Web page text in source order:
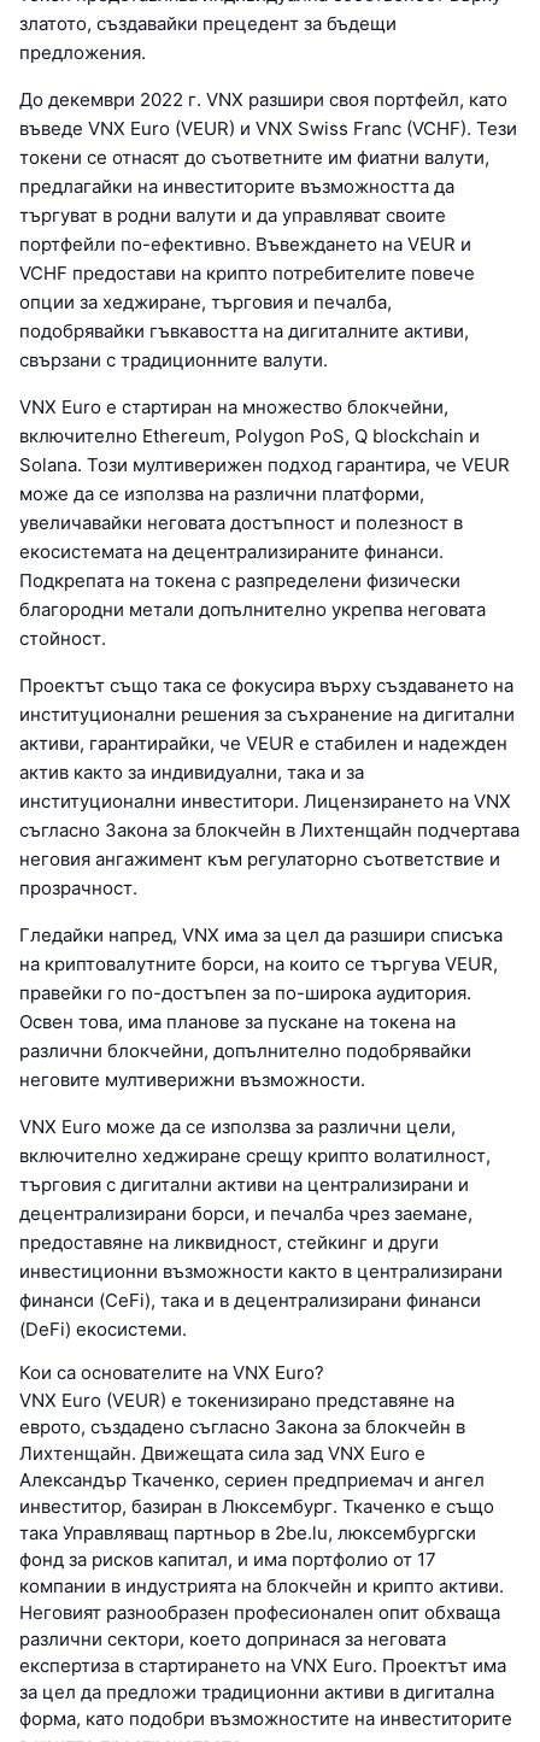
златото, създавайки прецедент за бъдещи
предложения.
До декември 2022 г. VNX разшири своя портфейл, като
въведе VNX Euro (VEUR) и VNX Swiss Franc (VCHF). Тези
токени се отнасят до съответните им фиатни валути,
предлагайки на инвеститорите възможността да
търгуват в родни валути и да управляват своите
портфейли по-ефективно. Въвеждането на VEUR и
VCHF предостави на крипто потребителите повече
опции за хеджиране, търговия и печалба,
подобрявайки гъвкавостта на дигиталните активи,
свързани с традиционните валути.
VNX Euro е стартиран на множество блокчейни,
включително Ethereum, Polygon PoS, Q blockchain и
Solana. Този мултиверижен подход гарантира, че VEUR
може да се използва на различни платформи,
увеличавайки неговата достъпност и полезност в
екосистемата на децентрализираните финанси.
Подкрепата на токена с разпределени физически
благородни метали допълнително укрепва неговата
стойност.
Проектът също така се фокусира върху създаването на
институционални решения за съхранение на дигитални
активи, гарантирайки, че VEUR е стабилен и надежден
актив както за индивидуални, така и за
институционални инвеститори. Лицензирането на VNX
съгласно Закона за блокчейн в Лихтенщайн подчертава
неговия ангажимент към регулаторно съответствие и
прозрачност.
Гледайки напред, VNX има за цел да разшири списъка
на криптовалутните борси, на които се търгува VEUR,
правейки го по-достъпен за по-широка аудитория.
Освен това, има планове за пускане на токена на
различни блокчейни, допълнително подобрявайки
неговите мултиверижни възможности.
VNX Euro може да се използва за различни цели,
включително хеджиране срещу крипто волатилност,
търговия с дигитални активи на централизирани и
децентрализирани борси, и печалба чрез заемане,
предоставяне на ликвидност, стейкинг и други
инвестиционни възможности както в централизирани
финанси (CeFi), така и в децентрализирани финанси
(DeFi) екосистеми.
Кои са основателите на VNX Euro?
VNX Euro (VEUR) е токенизирано представяне на
еврото, създадено съгласно Закона за блокчейн в
Лихтенщайн. Движещата сила зад VNX Euro е
Александър Ткаченко, сериен предприемач и ангел
инвеститор, базиран в Люксембург. Ткаченко е също
така Управляващ партньор в 2be.lu, люксембургски
фонд за рисков капитал, и има портфолио от 17
компании в индустрията на блокчейн и крипто активи.
Неговият разнообразен професионален опит обхваща
различни сектори, което допринася за неговата
експертиза в стартирането на VNX Euro. Проектът има
за цел да предложи традиционни активи в дигитална
форма, като подобри възможностите на инвеститорите